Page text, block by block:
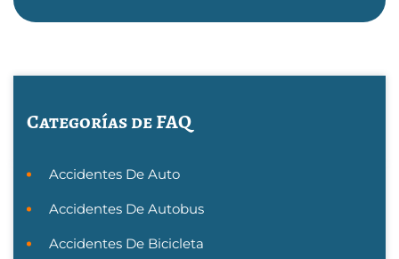
Categorías de FAQ
Accidentes De Auto
Accidentes De Autobus
Accidentes De Bicicleta